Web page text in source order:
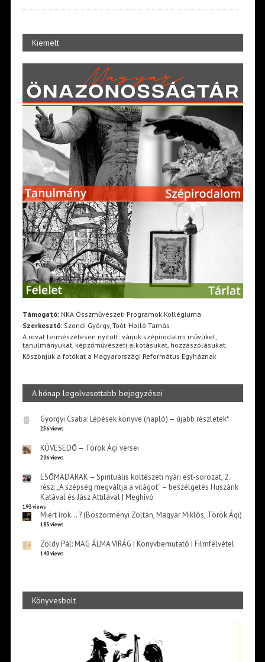
Kiemelt
Támogató:NKA Összművészeti Programok Kollégiuma
Szerkesztő:Szondi György, Toót-Holló Tamás
A rovat természetesen nyitott: várjuk szépirodalmi művüket,
tanulmányukat, képzőművészeti alkotásukat, hozzászólásukat.
Köszönjük a fotókat a Magyarországi Református Egyháznak
A hónap legolvasottabb bejegyzései
Györgyi Csaba: Lépések könyve (napló) – újabb részletek*
256 views
KÖVESEDŐ – Török Ági versei
206 views
ESŐMADARAK – Spirituális költészeti nyári est-sorozat, 2.
rész: „A szépség megváltja a világot” – beszélgetés Huszárik
Katával és Jász Attilával | Meghívó
193 views
Miért írok… ? (Böszörményi Zoltán, Magyar Miklós, Török Ági)
183 views
Zöldy Pál: MAG ÁLMA VIRÁG | Könyvbemutató | Filmfelvétel
140 views
Könyvesbolt